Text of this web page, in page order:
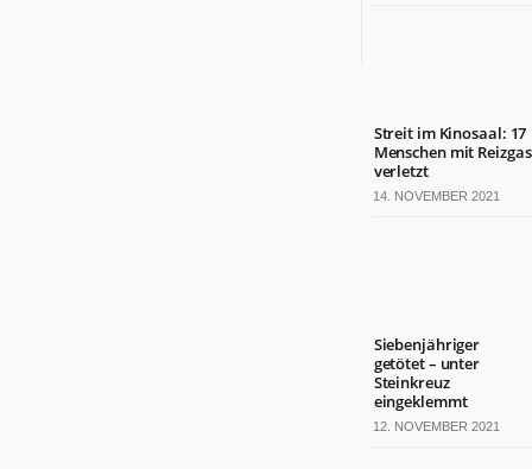
Streit im Kinosaal: 17
Menschen mit Reizgas
verletzt
14. NOVEMBER 2021
Siebenjähriger
getötet – unter
Steinkreuz
eingeklemmt
12. NOVEMBER 2021